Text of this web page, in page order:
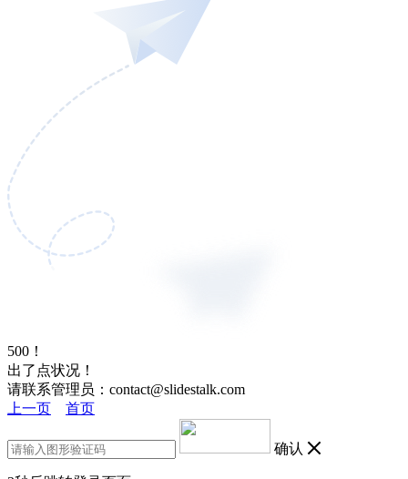
500！
出了点状况！
请联系管理员：contact@slidestalk.com
上一页
首页
确认